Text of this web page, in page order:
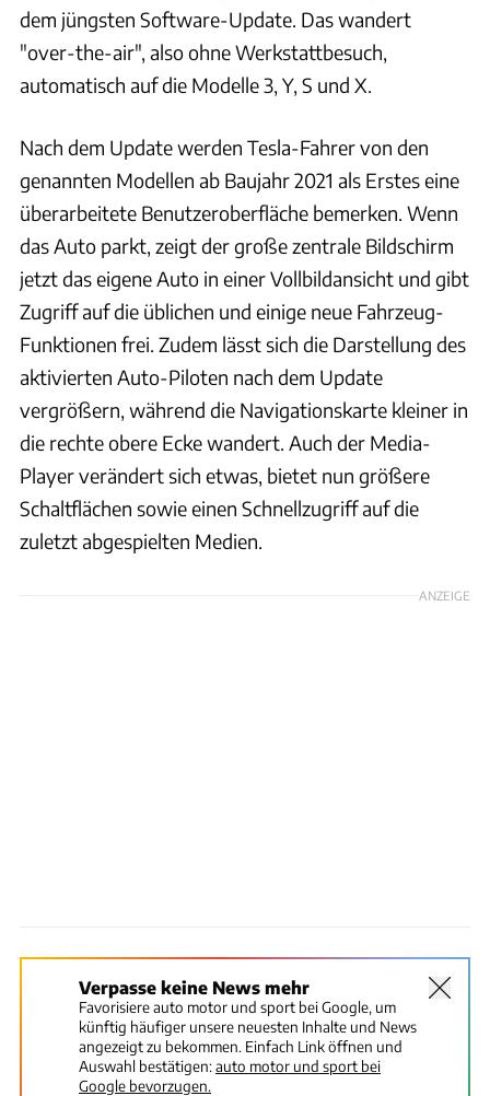
dem jüngsten Software-Update. Das wandert
"over-the-air", also ohne Werkstattbesuch,
automatisch auf die Modelle 3, Y, S und X.
Nach dem Update werden Tesla-Fahrer von den
genannten Modellen ab Baujahr 2021 als Erstes eine
überarbeitete Benutzeroberfläche bemerken. Wenn
das Auto parkt, zeigt der große zentrale Bildschirm
jetzt das eigene Auto in einer Vollbildansicht und gibt
Zugriff auf die üblichen und einige neue Fahrzeug-
Funktionen frei. Zudem lässt sich die Darstellung des
aktivierten Auto-Piloten nach dem Update
vergrößern, während die Navigationskarte kleiner in
die rechte obere Ecke wandert. Auch der Media-
Player verändert sich etwas, bietet nun größere
Schaltflächen sowie einen Schnellzugriff auf die
zuletzt abgespielten Medien.
ANZEIGE
Verpasse keine News mehr
Favorisiere auto motor und sport bei Google, um
künftig häufiger unsere neuesten Inhalte und News
angezeigt zu bekommen. Einfach Link öffnen und
Auswahl bestätigen:auto motor und sport bei
Google bevorzugen.